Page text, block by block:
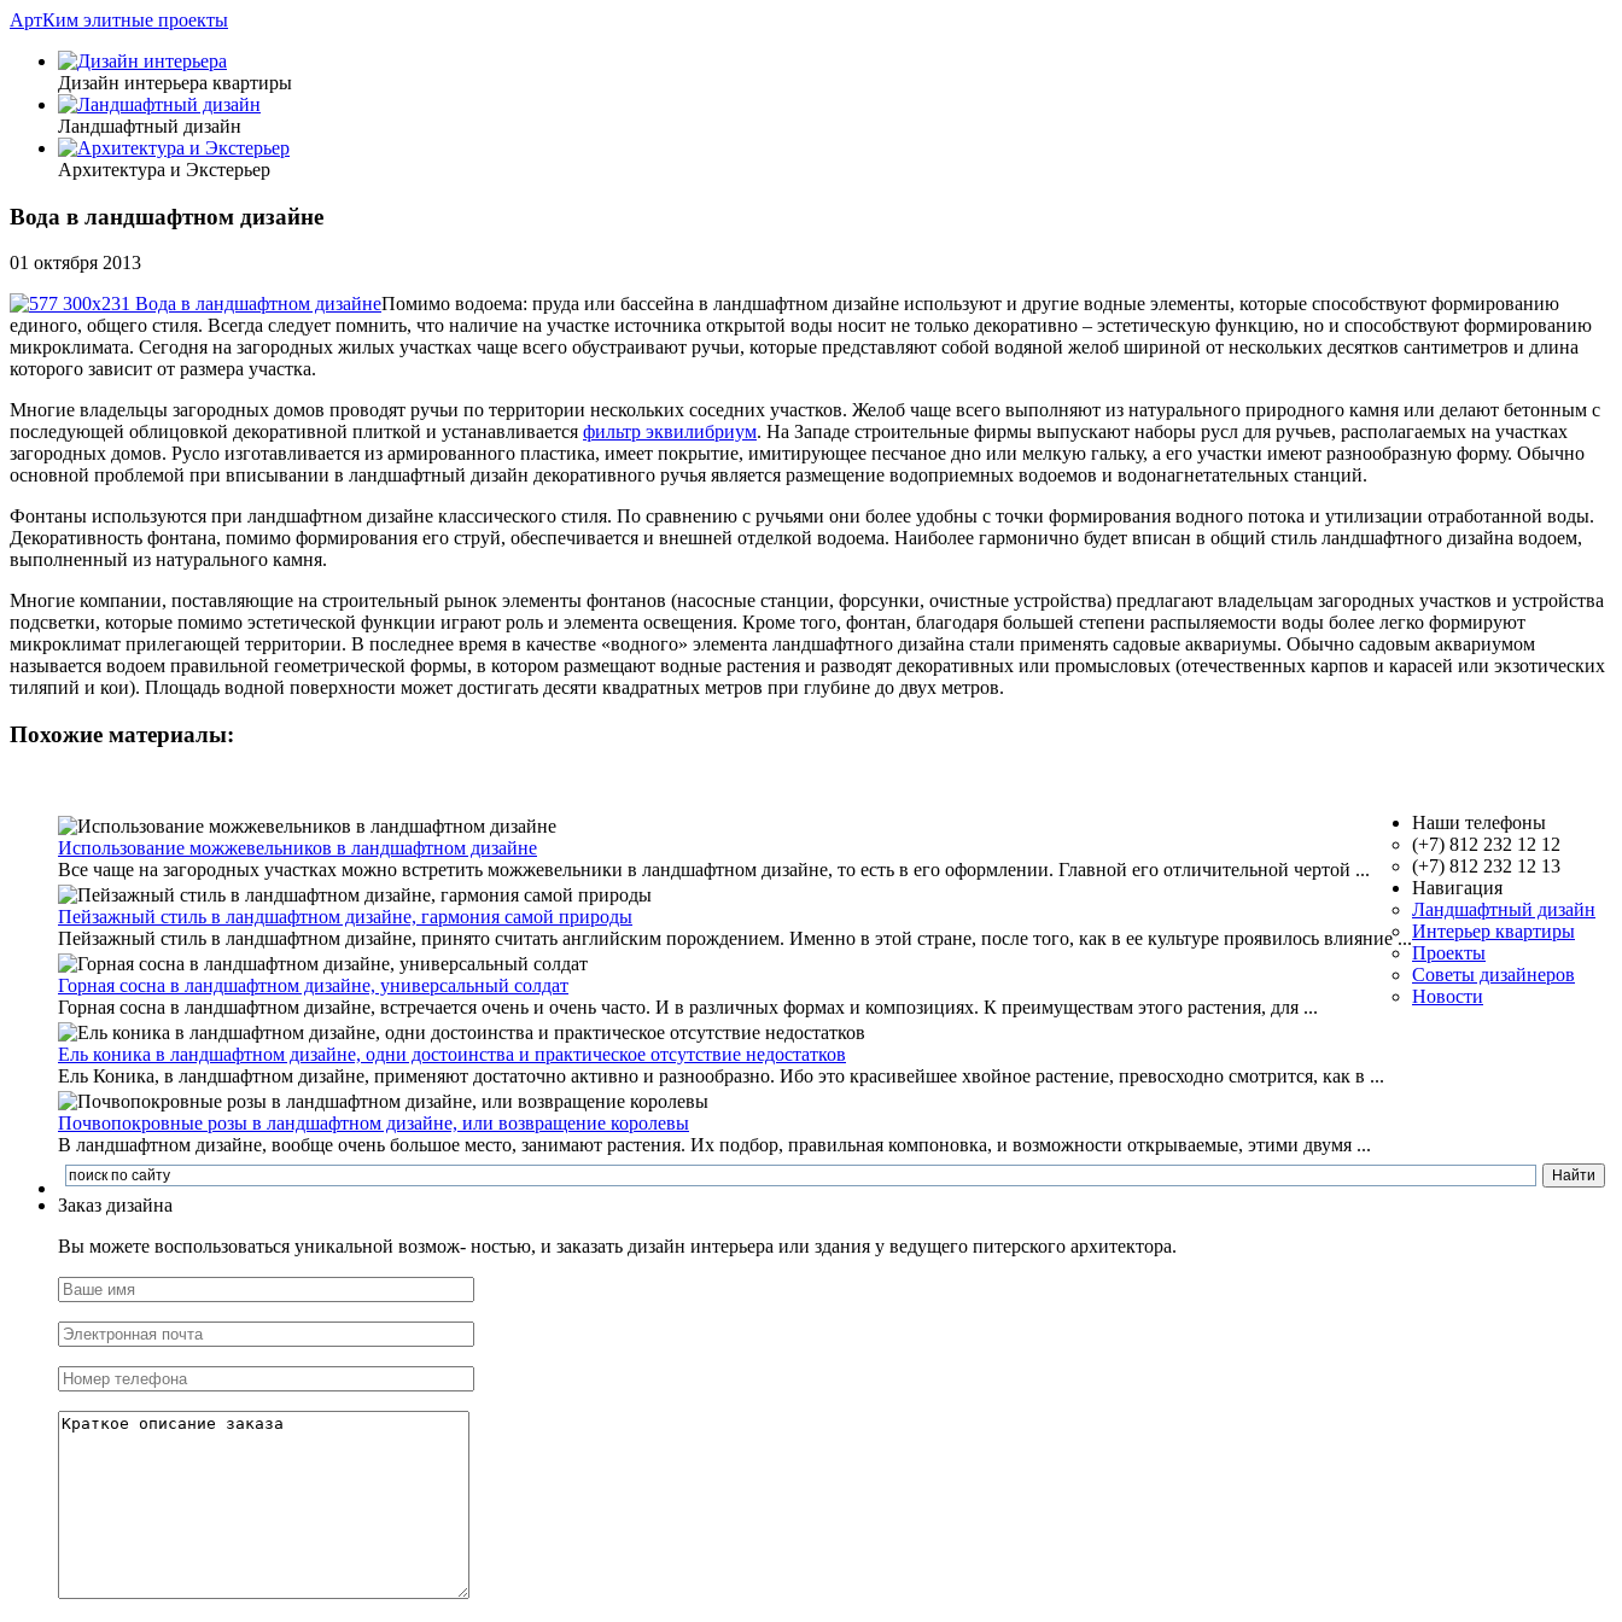
АртКим элитные проекты
Дизайн интерьера квартиры
Ландшафтный дизайн
Архитектура и Экстерьер
Вода в ландшафтном дизайне
01 октября 2013
Помимо водоема: пруда или бассейна в ландшафтном дизайне используют и другие водные элементы, которые способствуют формированию
единого, общего стиля. Всегда следует помнить, что наличие на участке источника открытой воды носит не только декоративно – эстетическую функцию, но и способствуют формированию
микроклимата. Сегодня на загородных жилых участках чаще всего обустраивают ручьи, которые представляют собой водяной желоб шириной от нескольких десятков сантиметров и длина
которого зависит от размера участка.
Многие владельцы загородных домов проводят ручьи по территории нескольких соседних участков. Желоб чаще всего выполняют из натурального природного камня или делают бетонным с
последующей облицовкой декоративной плиткой и устанавливается фильтр эквилибриум. На Западе строительные фирмы выпускают наборы русл для ручьев, располагаемых на участках
загородных домов. Русло изготавливается из армированного пластика, имеет покрытие, имитирующее песчаное дно или мелкую гальку, а его участки имеют разнообразную форму. Обычно
основной проблемой при вписывании в ландшафтный дизайн декоративного ручья является размещение водоприемных водоемов и водонагнетательных станций.
Фонтаны используются при ландшафтном дизайне классического стиля. По сравнению с ручьями они более удобны с точки формирования водного потока и утилизации отработанной воды.
Декоративность фонтана, помимо формирования его струй, обеспечивается и внешней отделкой водоема. Наиболее гармонично будет вписан в общий стиль ландшафтного дизайна водоем,
выполненный из натурального камня.
Многие компании, поставляющие на строительный рынок элементы фонтанов (насосные станции, форсунки, очистные устройства) предлагают владельцам загородных участков и устройства
подсветки, которые помимо эстетической функции играют роль и элемента освещения. Кроме того, фонтан, благодаря большей степени распыляемости воды более легко формируют
микроклимат прилегающей территории. В последнее время в качестве «водного» элемента ландшафтного дизайна стали применять садовые аквариумы. Обычно садовым аквариумом
называется водоем правильной геометрической формы, в котором размещают водные растения и разводят декоративных или промысловых (отечественных карпов и карасей или экзотических
тиляпий и кои). Площадь водной поверхности может достигать десяти квадратных метров при глубине до двух метров.
Похожие материалы:
Использование можжевельников в ландшафтном дизайне
Все чаще на загородных участках можно встретить можжевельники в ландшафтном дизайне, то есть в его оформлении. Главной его отличительной чертой ...
Пейзажный стиль в ландшафтном дизайне, гармония самой природы
Пейзажный стиль в ландшафтном дизайне, принято считать английским порождением. Именно в этой стране, после того, как в ее культуре проявилось влияние ...
Горная сосна в ландшафтном дизайне, универсальный солдат
Горная сосна в ландшафтном дизайне, встречается очень и очень часто. И в различных формах и композициях. К преимуществам этого растения, для ...
Ель коника в ландшафтном дизайне, одни достоинства и практическое отсутствие недостатков
Ель Коника, в ландшафтном дизайне, применяют достаточно активно и разнообразно. Ибо это красивейшее хвойное растение, превосходно смотрится, как в ...
Почвопокровные розы в ландшафтном дизайне, или возвращение королевы
В ландшафтном дизайне, вообще очень большое место, занимают растения. Их подбор, правильная компоновка, и возможности открываемые, этими двумя ...
Наши телефоны
(+7) 812 232 12 12
(+7) 812 232 12 13
Навигация
Ландшафтный дизайн
Интерьер квартиры
Проекты
Советы дизайнеров
Новости
Заказ дизайна
Вы можете воспользоваться уникальной возмож- ностью, и заказать дизайн интерьера или здания у ведущего питерского архитектора.